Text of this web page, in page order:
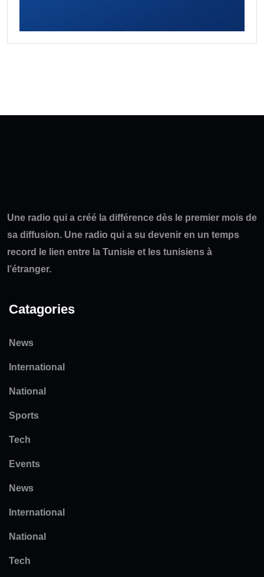
Une radio qui a créé la différence dès le premier mois de
sa diffusion. Une radio qui a su devenir en un temps
record le lien entre la Tunisie et les tunisiens à
l’étranger.
Catagories
News
International
National
Sports
Tech
Events
News
International
National
Tech